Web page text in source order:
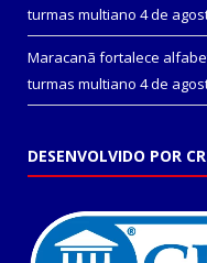
turmas multiano 4 de
Maracanã fortalece
turmas multiano 4 de
DESENVOLVIDO POR